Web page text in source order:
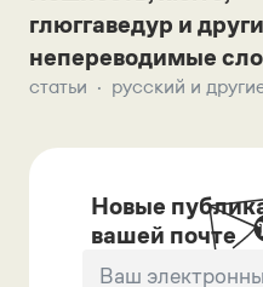
глюггаведур и
непереводимые
статьи русский и
Новые
вашей почте